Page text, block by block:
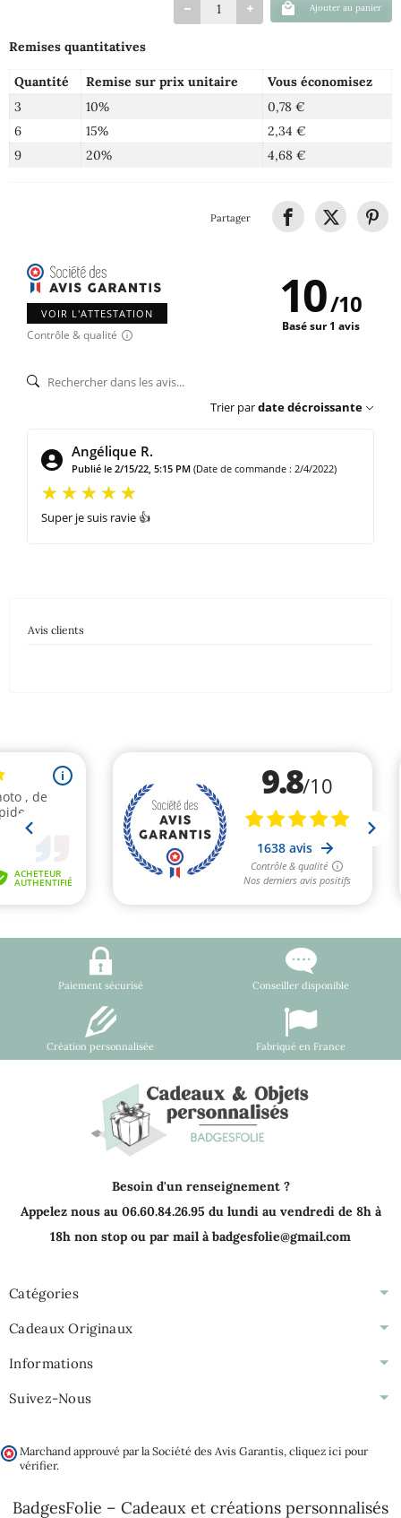
Ajouter au panier
Remises quantitatives
Quantité Remise sur prix unitaire
Vous économisez
3
10%
0,78 €
6
15%
2,34 €
9
20% 4,68 €
Partager
VOIR L'ATTESTATION
Contrôle & qualité
10/10
Basé sur 1 avis
Trier pardate décroissante
Angélique R.
Publié le 2/15/22, 5:15 PM (Date de commande : 2/4/2022)
Super je suis ravie 👍
Avis clients
Paiement sécurisé Conseiller disponible
Création personnalisée Fabriqué en France
Besoin d'un renseignement ?
Appelez nous au 06.60.84.26.95 du lundi au vendredi de 8h à
18h non stop ou par mail à badgesfolie@gmail.com
Catégories
Cadeaux Originaux
Informations
Suivez-Nous
Marchand approuvé par la Société des Avis Garantis, cliquez ici pour
vérifier.
BadgesFolie – Cadeaux et créations personnalisés